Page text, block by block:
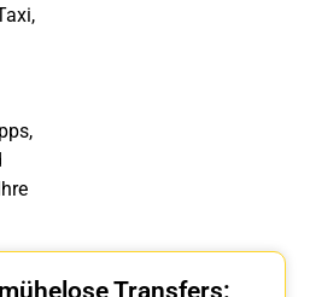
Transfers: